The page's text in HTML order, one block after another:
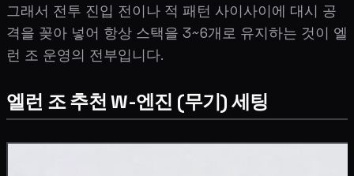
그래서 전투 진입 전이나 적 패턴 사이사이에 대시 공
격을 꽂아 넣어 항상 스택을 3~6개로 유지하는 것이 엘
런 조 운영의 전부입니다.
엘런 조 추천 W-엔진 (무기) 세팅